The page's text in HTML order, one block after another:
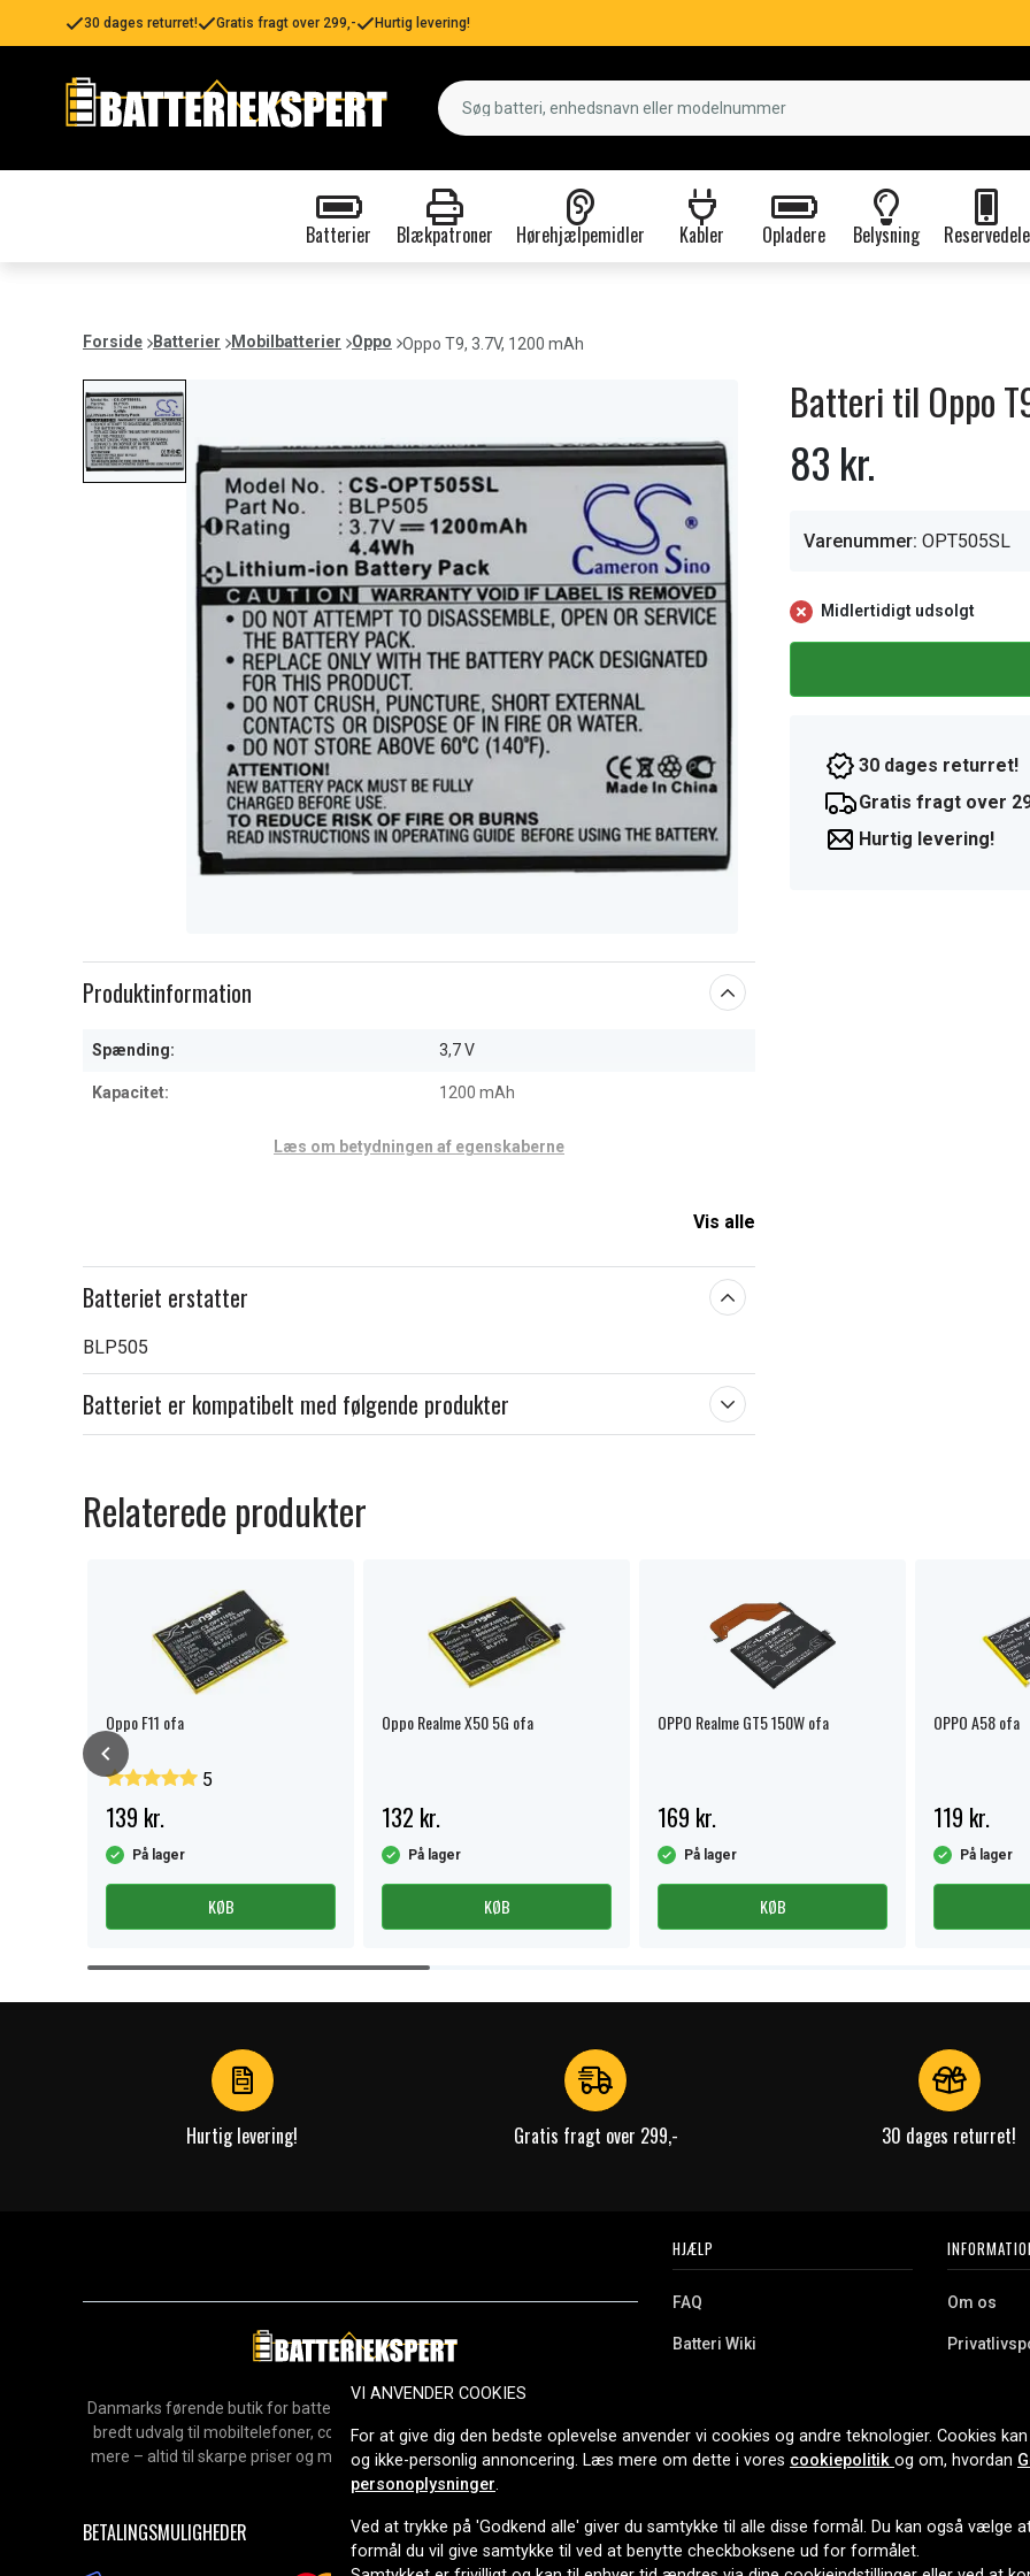
30 dages returret! Gratis fragt over 299,- Hurtig levering!
Batterier Blækpatroner Hørehjælpemidler Kabler Opladere Belysning Reservedele
Forside Batterier Mobilbatterier Oppo Oppo T9, 3.7V, 1200 mAh
of
Produktinformation
Spænding: 3,7 V
Kapacitet: 1200 mAh
Læs om betydningen af egenskaberne
Vis alle
Batteriet erstatter
BLP505
Batteriet er kompatibelt med følgende produkter
Batteri til Oppo
83 kr.
Varenummer: OPT505SL
Midlertidigt udsolgt
30 dages returret!
Gratis fragt over
Hurtig levering!
Relaterede produkter
Oppo F11 ofa
5
139 kr.
På lager
KØB
Oppo Realme X50 5G ofa
132 kr.
På lager
KØB
OPPO Realme GT5 150W ofa
169 kr.
På lager
KØB
OPPO A58 ofa
119 kr.
På lager
Item
Hurtig levering! Gratis fragt over 299,- 30 dages returret!
Danmarks førende butik for batterier, opladere og reservedele. Vi tilbyder et
bredt udvalg til mobiltelefoner, computere, værktøj, husholdning og meget
mere – altid til skarpe priser og med hurtig levering. Sikker nethandel siden
2006.
HJÆLP
FAQ
Batteri Wiki
Erhvervskunde
Om os
Cookies
BETALINGSMULIGHEDER LEVERINGSMULIGHEDER
VI ANVENDER COOKIES
For at give dig den bedste oplevelse anvender vi cookies og andre teknologier. Cookies
og ikke-personlig annoncering. Læs mere om dette i vores cookiepolitik og om, hvordan
personoplysninger.
Ved at trykke på 'Godkend alle' giver du samtykke til alle disse formål. Du kan også vælge
formål du vil give samtykke til ved at benytte checkboksene ud for formålet.